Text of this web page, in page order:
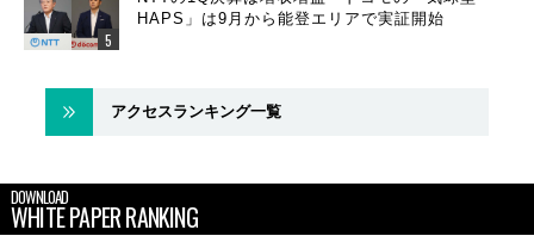
HAPS」は9月から能登エリアで実証開始
アクセスランキング一覧
DOWNLOAD
WHITE PAPER RANKING